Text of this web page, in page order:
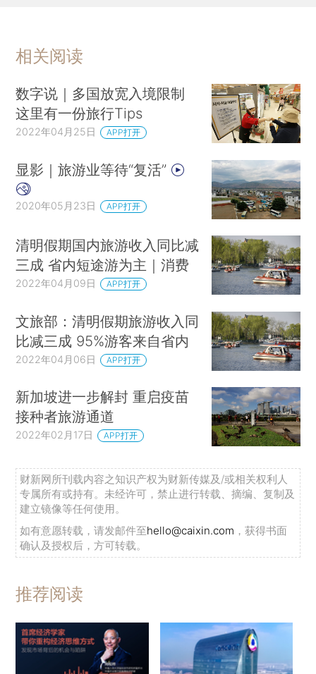
相关阅读
数字说｜多国放宽入境限制
这里有一份旅行Tips
2022年04月25日 APP打开
显影｜旅游业等待“复活”
2020年05月23日 APP打开
清明假期国内旅游收入同比减
三成 省内短途游为主｜消费
2022年04月09日 APP打开
文旅部：清明假期旅游收入同
比减三成 95%游客来自省内
2022年04月06日 APP打开
新加坡进一步解封 重启疫苗
接种者旅游通道
2022年02月17日 APP打开
财新网所刊载内容之知识产权为财新传媒及/或相关权利人
专属所有或持有。未经许可，禁止进行转载、摘编、复制及
建立镜像等任何使用。
如有意愿转载，请发邮件至hello@caixin.com ，获得书面
确认及授权后，方可转载。
推荐阅读